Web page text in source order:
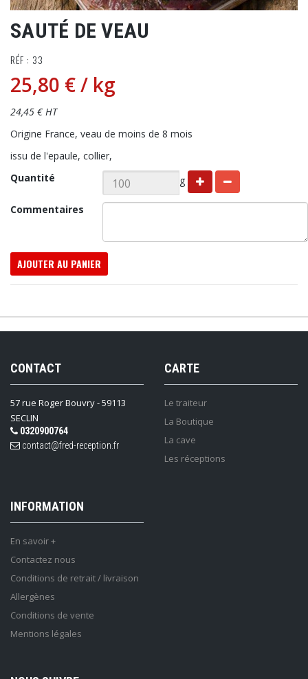
SAUTÉ DE VEAU
RÉF : 33
25,80 €/ kg
24,45 € HT
Origine France, veau de moins de 8 mois
issu de l'epaule, collier,
Quantité
g
Commentaires
AJOUTER AU PANIER
CONTACT
57 rue Roger Bouvry - 59113
SECLIN
0320900764
contact@fred-reception.fr
CARTE
Le traiteur
La Boutique
La cave
Les réceptions
INFORMATION
En savoir +
Contactez nous
Conditions de retrait / livraison
Allergènes
Conditions de vente
Mentions légales